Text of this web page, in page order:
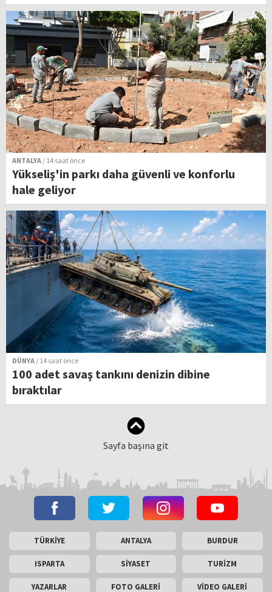
ANTALYA / 14 saat önce
Yükseliş'in parkı daha güvenli ve konforlu
hale geliyor
DÜNYA / 14 saat önce
100 adet savaş tankını denizin dibine
bıraktılar
Sayfa başına git
TÜRKİYE ANTALYA BURDUR
ISPARTA SİYASET TURİZM
YAZARLAR FOTO GALERİ VİDEO GALERİ